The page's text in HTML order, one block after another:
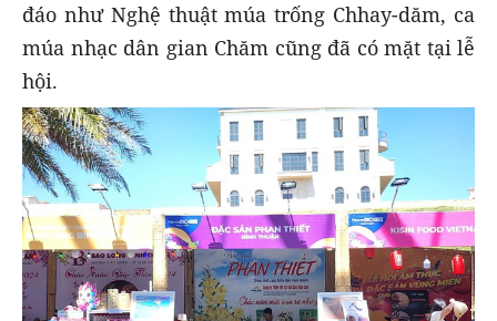
đáo như Nghệ thuật múa trống Chhay-dăm, ca
múa nhạc dân gian Chăm cũng đã có mặt tại lễ
hội.